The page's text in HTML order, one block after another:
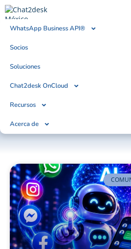
WhatsApp Business API®
Socios
Soluciones
Chat2desk OnCloud
Recursos
Acerca de
Tendencias,